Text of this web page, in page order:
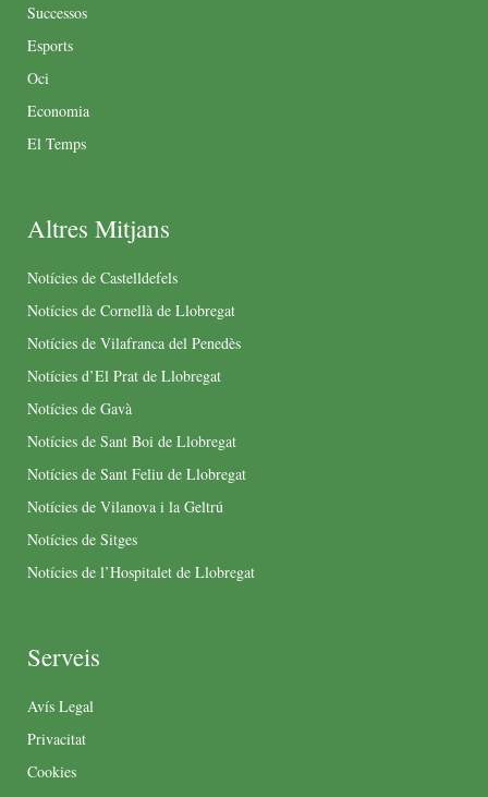
Successos
Esports
Oci
Economia
El Temps
Altres Mitjans
Notícies de Castelldefels
Notícies de Cornellà de Llobregat
Notícies de Vilafranca del Penedès
Notícies d’El Prat de Llobregat
Notícies de Gavà
Notícies de Sant Boi de Llobregat
Notícies de Sant Feliu de Llobregat
Notícies de Vilanova i la Geltrú
Notícies de Sitges
Notícies de l’Hospitalet de Llobregat
Serveis
Avís Legal
Privacitat
Cookies